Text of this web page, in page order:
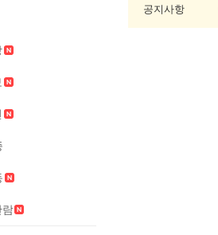
람
공지사항